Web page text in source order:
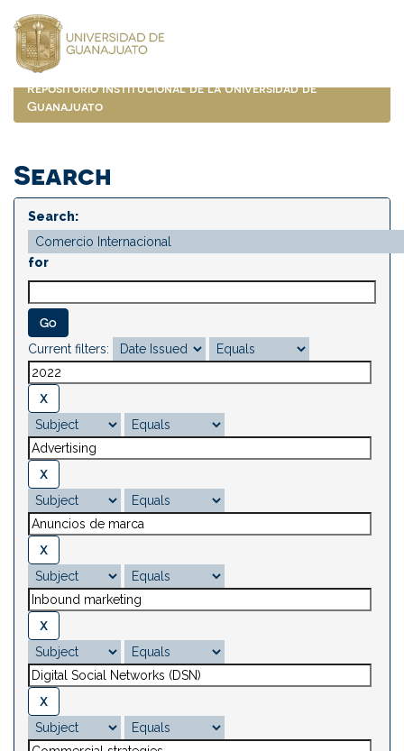
navigation
Repositorio Institucional de la Universidad de
Guanajuato
Search
Search:
for
Current filters: